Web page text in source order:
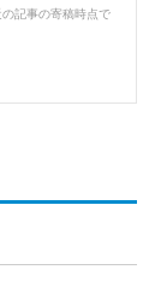
記事の寄稿時点で